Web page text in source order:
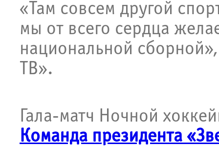
«Там совсем другой
мы от всего сердца
национальной
ТВ».
Гала-матч Ночной
Команда президента